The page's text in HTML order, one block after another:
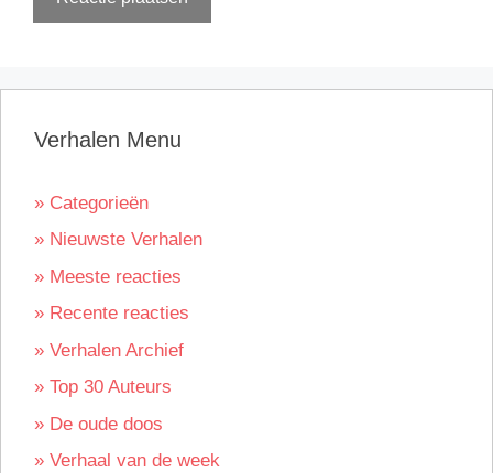
Verhalen Menu
» Categorieën
» Nieuwste Verhalen
» Meeste reacties
» Recente reacties
» Verhalen Archief
» Top 30 Auteurs
» De oude doos
» Verhaal van de week